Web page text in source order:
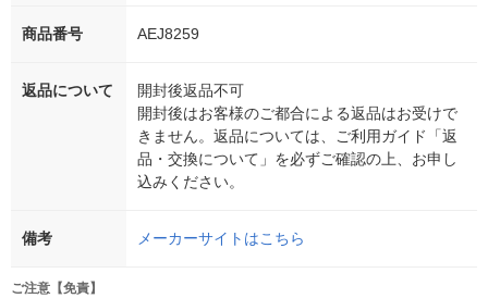
商品番号 AEJ8259
返品について
開封後返品不可
開封後はお客様のご都合による返品はお受けで
きません。返品については、ご利用ガイド「返
品・交換について」を必ずご確認の上、お申し
込みください。
備考 メーカーサイトはこちら
ご注意【免責】